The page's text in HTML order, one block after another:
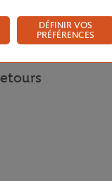
DÉFINIR VOS
PRÉFÉRENCES